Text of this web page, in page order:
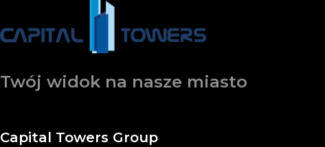
Twój widok na nasze miasto
Capital Towers Group